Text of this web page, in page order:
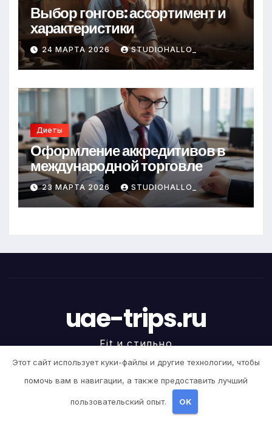
Выбор гонгов: ассортимент и
характеристики
24 МАРТА 2026 STUDIOHALLO_
Диеты
Оформление аккредитивов в
международной торговле
23 МАРТА 2026 STUDIOHALLO_
uae-trips.ru
Fit и стильно
На платформе WordPress|Тема newstack от
Этот сайт использует куки-файлы и другие технологии, чтобы
помочь вам в навигации, а также предоставить лучший
пользовательский опыт. OK